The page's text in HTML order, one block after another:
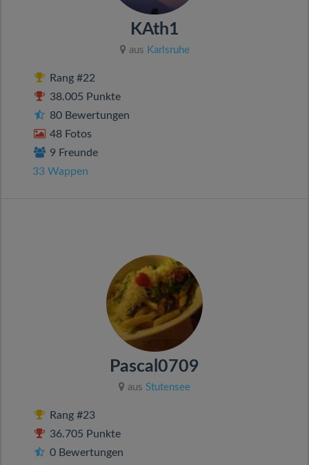
KAth1
aus Karlsruhe
Rang #22
38.005 Punkte
80 Bewertungen
48 Fotos
9 Freunde
33 Wappen
Pascal0709
aus Stutensee
Rang #23
36.705 Punkte
0 Bewertungen